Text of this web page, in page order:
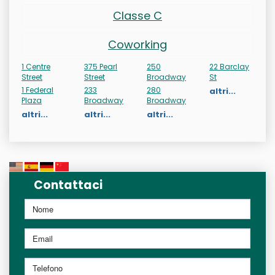
Classe C
Coworking
1 Centre
Street
1 Federal
Plaza
altri...
375 Pearl
Street
233
Broadway
altri...
250
Broadway
280
Broadway
altri...
22 Barclay
St
altri...
Contattaci